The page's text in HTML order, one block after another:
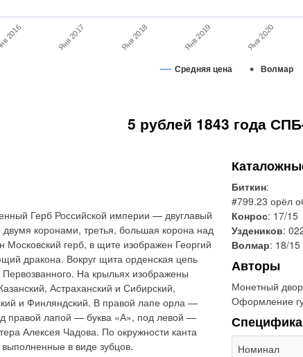
Средняя цена Волмар
2016 Янв 2017 Янв 2018 Янв 2019 Янв 2020
5 рублей 1843 года
Герб Российской империи — двуглавый
двумя коронами, третья, большая корона над
герб, в щите изображен Георгий
дракона. Вокруг щита орденская цепь
На крыльях изображены
Астраханский и Сибирский,
и Финляндский. В правой лапе орла —
правой лапой — буква «А», под левой —
Алексея Чадова. По окружности канта
в виде зубцов.
Биткин:
#799.23 орёл
Конрос: 17/15
Уздеников:
Волмар: 18/15
Авторы
Монетный
Оформление
Номинал